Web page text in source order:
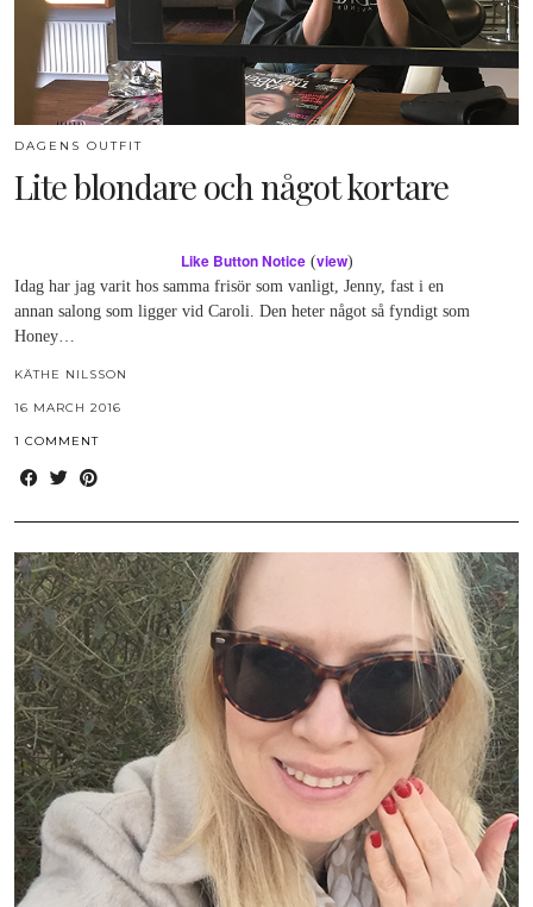
DAGENS OUTFIT
Lite blondare och något kortare
Like Button Notice(view)
Idag har jag varit hos samma frisör som vanligt, Jenny, fast i en
annan salong som ligger vid Caroli. Den heter något så fyndigt som
Honey…
KÄTHE NILSSON
16 MARCH 2016
1 COMMENT